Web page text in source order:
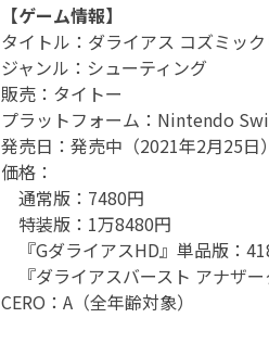
【ゲーム情報】
タイトル：ダライアス コズミッ
ジャンル：シューティング
販売：タイトー
プラットフォーム：Nintendo
発売日：発売中（2021年2月25日）
価格：
通常版：7480円
特装版：1万8480円
『GダライアスHD』単品版：
『ダライアスバースト アナザー
CERO：A（全年齢対象）